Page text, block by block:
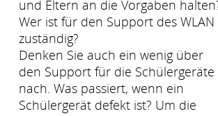
und Eltern an die Vorgaben
Wer ist für den Support des WLAN
zuständig?
Denken Sie auch ein wenig über
den Support für die Schülergeräte
nach. Was passiert, wenn ein
Schülergerät defekt ist? Um die